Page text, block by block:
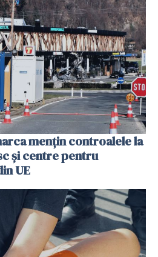
mențin controalele la
și centre pentru
UE